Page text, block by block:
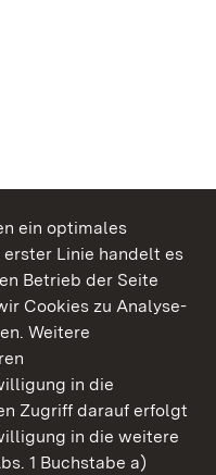
ein optimales
Linie handelt es
Betrieb der Seite
Cookies zu Analyse-
Weitere
in die
Zugriff darauf erfolgt
in die weitere
1 Buchstabe a)
Baden-Württemberg